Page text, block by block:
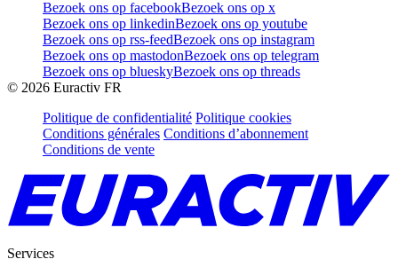
Bezoek ons op facebookBezoek ons op x
Bezoek ons op linkedinBezoek ons op youtube
Bezoek ons op rss-feedBezoek ons op instagram
Bezoek ons op mastodonBezoek ons op telegram
Bezoek ons op blueskyBezoek ons op threads
© 2026 Euractiv FR
Politique de confidentialité Politique cookies
Conditions générales Conditions d’abonnement
Conditions de vente
Services